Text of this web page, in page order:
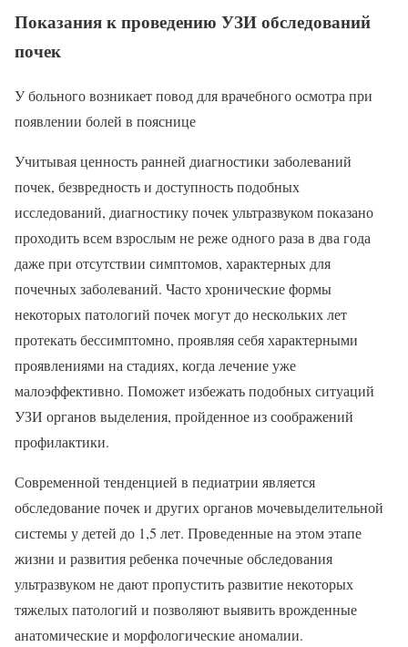
Показания к проведению УЗИ обследований
почек
У больного возникает повод для врачебного осмотра при
появлении болей в пояснице
Учитывая ценность ранней диагностики заболеваний
почек, безвредность и доступность подобных
исследований, диагностику почек ультразвуком показано
проходить всем взрослым не реже одного раза в два года
даже при отсутствии симптомов, характерных для
почечных заболеваний. Часто хронические формы
некоторых патологий почек могут до нескольких лет
протекать бессимптомно, проявляя себя характерными
проявлениями на стадиях, когда лечение уже
малоэффективно. Поможет избежать подобных ситуаций
УЗИ органов выделения, пройденное из соображений
профилактики.
Современной тенденцией в педиатрии является
обследование почек и других органов мочевыделительной
системы у детей до 1,5 лет. Проведенные на этом этапе
жизни и развития ребенка почечные обследования
ультразвуком не дают пропустить развитие некоторых
тяжелых патологий и позволяют выявить врожденные
анатомические и морфологические аномалии.